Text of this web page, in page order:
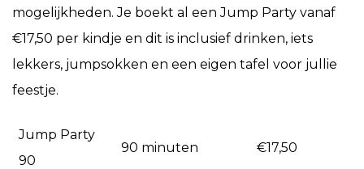
mogelijkheden. Je boekt al een Jump Party vanaf
€17,50 per kindje en dit is inclusief drinken, iets
lekkers, jumpsokken en een eigen tafel voor jullie
feestje.
Jump Party
90
90 minuten €17,50